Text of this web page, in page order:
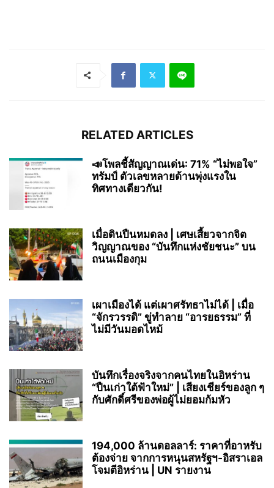
RELATED ARTICLES
📣โพลชี้สัญญาณเด่น: 71% “ไม่พอใจ”
ทรัมป์ ตัวเลขหลายด้านพุ่งแรงใน
ทิศทางเดียวกัน!
เมื่อดินปืนหมดลง | เศษเสี้ยวจากจิต
วิญญาณของ “บันทึกแห่งชัยชนะ” บน
ถนนเมืองกุม
เผาเมืองได้ แต่เผาศรัทธาไม่ได้ | เมื่อ
“จักรวรรดิ” ขู่ทำลาย “อารยธรรม” ที่
ไม่มีวันมอดไหม้
บันทึกเรื่องจริงจากคนไทยในอิหร่าน
“ปืนเก่าใต้ฟ้าใหม่” | เสียงเชียร์ของลูก ๆ
กับศักดิ์ศรีของพ่อผู้ไม่ยอมก้มหัว
194,000 ล้านดอลลาร์: ราคาที่อาหรับ
ต้องจ่าย จากการหนุนสหรัฐฯ‑อิสราเอล
โจมตีอิหร่าน | UN รายงาน